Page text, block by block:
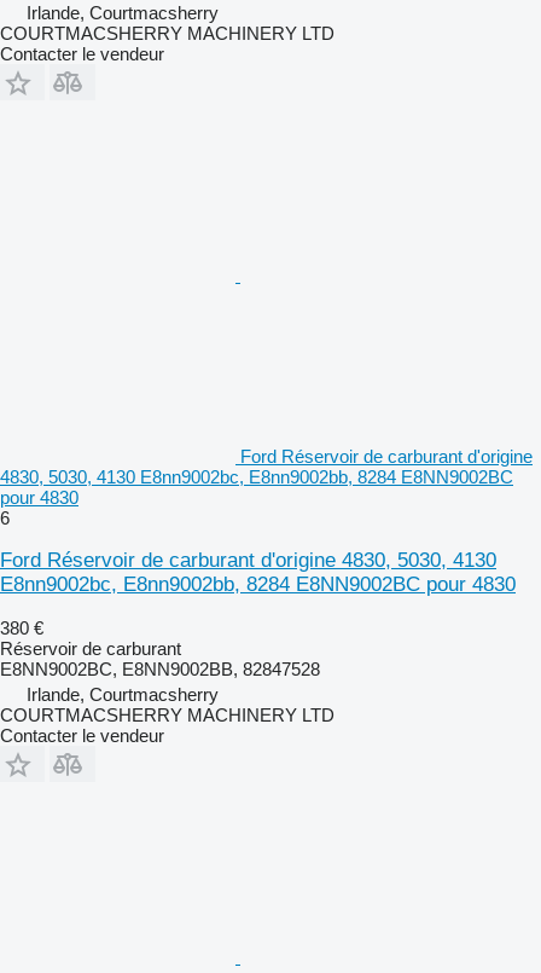
Irlande, Courtmacsherry
COURTMACSHERRY MACHINERY LTD
Contacter le vendeur
Ford Réservoir de carburant d'origine
4830, 5030, 4130 E8nn9002bc, E8nn9002bb, 8284 E8NN9002BC
pour 4830
6
Ford Réservoir de carburant d'origine 4830, 5030, 4130
E8nn9002bc, E8nn9002bb, 8284 E8NN9002BC pour 4830
380 €
Réservoir de carburant
E8NN9002BC, E8NN9002BB, 82847528
Irlande, Courtmacsherry
COURTMACSHERRY MACHINERY LTD
Contacter le vendeur